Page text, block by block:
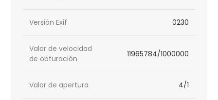
Versión Exif 0230
Valor de velocidad
de obturación
11965784/1000000
Valor de apertura 4/1